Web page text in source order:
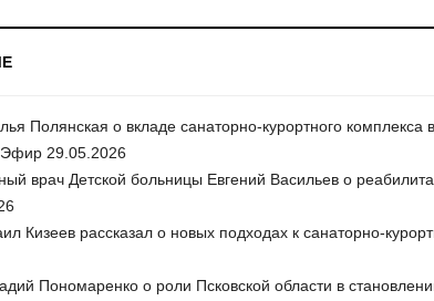
Полянская о вкладе санаторно-курортного комплекса
29.05.2026
врач Детской больницы Евгений Васильев о
Кизеев рассказал о новых подходах к санаторно-
Пономаренко о роли Псковской области в